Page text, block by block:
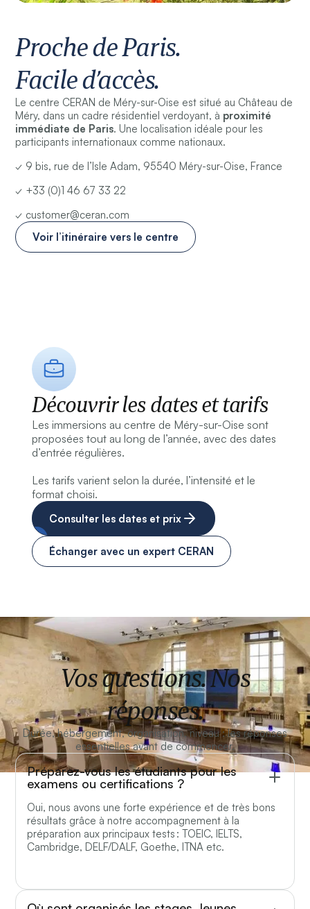
Proche de Paris.
Facile d’accès.
Le centre CERAN de Méry-sur-Oise est situé au Château de
Méry, dans un cadre résidentiel verdoyant, à proximité
immédiate de Paris. Une localisation idéale pour les
participants internationaux comme nationaux.
✓ 9 bis, rue de l’Isle Adam, 95540 Méry-sur-Oise, France
✓ +33 (0)1 46 67 33 22
✓ customer@ceran.com
Voir l’itinéraire vers le centre
Découvrir les dates et tarifs
Les immersions au centre de Méry-sur-Oise sont
proposées tout au long de l’année, avec des dates
d’entrée régulières.
Les tarifs varient selon la durée, l’intensité et le
format choisi.
Consulter les dates et prix
Échanger avec un expert CERAN
Vos questions. Nos
réponses.
Durée, hébergement, organisation, niveau : les réponses
essentielles avant de commencer.
Préparez-vous les étudiants pour les
examens ou certifications ?
Oui, nous avons une forte expérience et de très bons
résultats grâce à notre accompagnement à la
préparation aux principaux tests : TOEIC, IELTS,
Cambridge, DELF/DALF, Goethe, ITNA etc.